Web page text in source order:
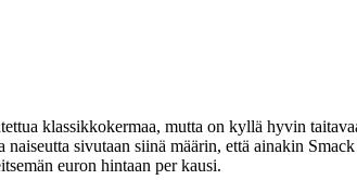
klassikkokermaa, mutta on kyllä hyvin
sivutaan siinä määrin, että ainakin
euron hintaan per kausi.